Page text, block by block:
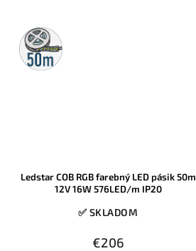
50m
rolka
Ledstar COB RGB farebný LED pásik 50m
12V 16W 576LED/m IP20
✅ SKLADOM
€206